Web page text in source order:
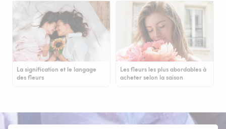
La signification et le langage
des fleurs
Les fleurs les plus abordables à
acheter selon la saison